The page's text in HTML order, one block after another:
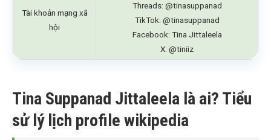
Tài khoản mạng xã
hội
Threads: @tinasuppanad
TikTok: @tinasuppanad
Facebook: Tina Jittaleela
X: @tiniiz
Tina Suppanad Jittaleela là ai? Tiểu
sử lý lịch profile wikipedia